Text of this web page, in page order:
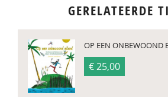
GERELATEERDE
OP EEN ONBEWOOND
€ 25,00